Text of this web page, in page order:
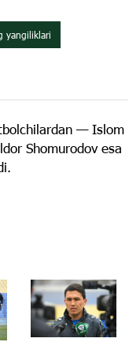
yangiliklari
— Islom
Shomurodov esa